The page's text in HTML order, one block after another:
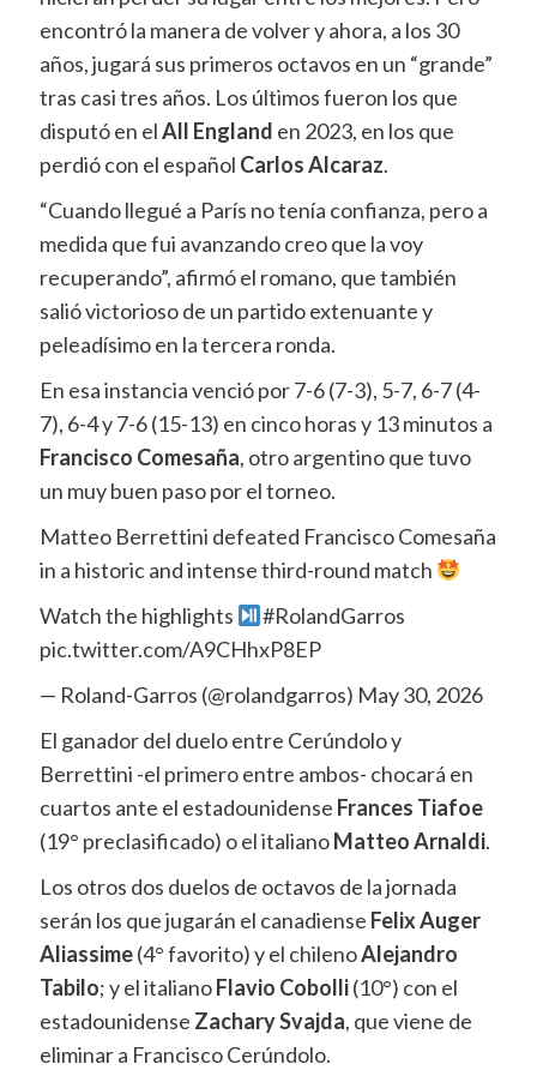
encontró la manera de volver y ahora, a los 30
años, jugará sus primeros octavos en un “grande”
tras casi tres años. Los últimos fueron los que
disputó en elAll England en 2023, en los que
perdió con el español Carlos Alcaraz.
“Cuando llegué a París no tenía confianza, pero a
medida que fui avanzando creo que la voy
recuperando”, afirmó el romano, que también
salió victorioso de un partido extenuante y
peleadísimo en la tercera ronda.
En esa instancia venció por 7-6 (7-3), 5-7, 6-7 (4-
7), 6-4 y 7-6 (15-13) en cinco horas y 13 minutos a
Francisco Comesaña, otro argentino que tuvo
un muy buen paso por el torneo.
Matteo Berrettini defeated Francisco Comesaña
in a historic and intense third-round match
Watch the highlights
#RolandGarros
pic.twitter.com/A9CHhxP8EP
— Roland-Garros (@rolandgarros) May 30, 2026
El ganador del duelo entre Cerúndolo y
Berrettini -el primero entre ambos- chocará en
cuartos ante el estadounidense Frances Tiafoe
(19° preclasificado) o el italianoMatteo Arnaldi.
Los otros dos duelos de octavos de la jornada
serán los que jugarán el canadiense Felix Auger
Aliassime(4° favorito) y el chilenoAlejandro
Tabilo; y el italianoFlavio Cobolli(10°) con el
estadounidense Zachary Svajda, que viene de
eliminar a Francisco Cerúndolo.